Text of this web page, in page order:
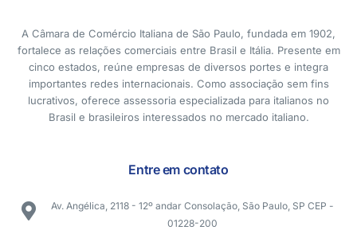
A Câmara de Comércio Italiana de São Paulo, fundada em 1902,
fortalece as relações comerciais entre Brasil e Itália. Presente em
cinco estados, reúne empresas de diversos portes e integra
importantes redes internacionais. Como associação sem fins
lucrativos, oferece assessoria especializada para italianos no
Brasil e brasileiros interessados no mercado italiano.
Entre em contato
Av. Angélica, 2118 - 12º andar Consolação, São Paulo, SP CEP -
01228-200